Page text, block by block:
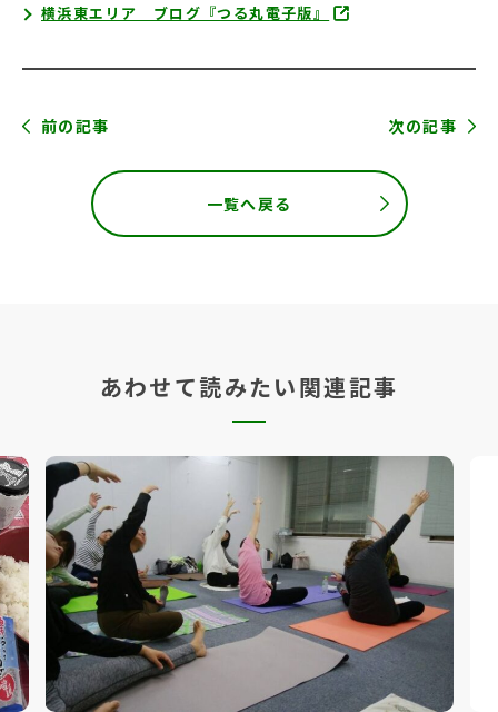
横浜東エリア ブログ『つる丸電子版』
前の記事 次の記事
一覧へ戻る
あわせて読みたい関連記事